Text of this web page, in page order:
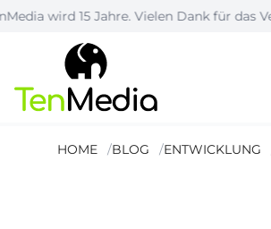
15 Jahre. Vielen Dank für das Vertrauen!
HOME BLOG ENTWICKLUNG